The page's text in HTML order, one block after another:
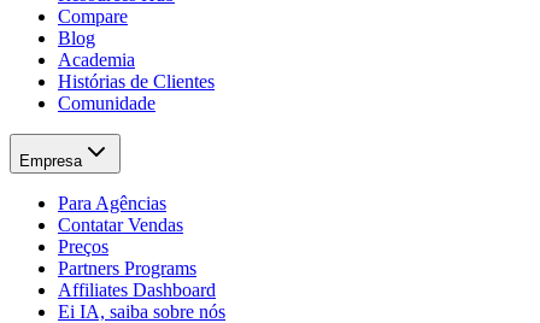
Compare
Blog
Academia
Histórias de Clientes
Comunidade
Empresa
Para Agências
Contatar Vendas
Preços
Partners Programs
Affiliates Dashboard
Ei IA, saiba sobre nós